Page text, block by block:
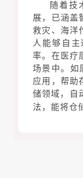
随着技
展，已涵盖
救灾、海洋
人能够自
率。在医疗
场景中。如
应用，帮助
储领域，自
法，能将仓